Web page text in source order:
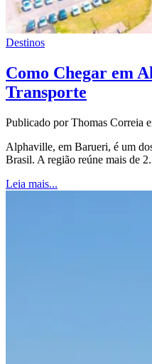
Destinos
Como Chegar em
Transporte
Publicado por Thomas Correia
Alphaville, em Barueri, é um
Brasil. A região reúne mais de
Leia mais...